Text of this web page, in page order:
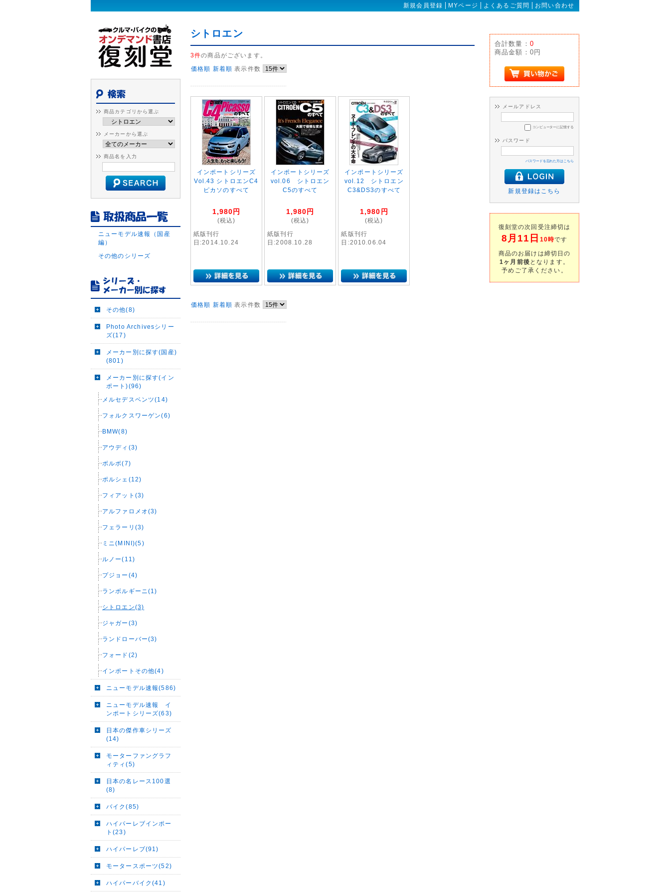
新規会員登録 MYページ よくあるご質問 お問い合わせ
シトロエン
3件の商品がございます。
価格順 新着順 表示件数
インポートシリーズ
Vol.43 シトロエンC4
ピカソのすべて
1,980 円
(税込)
紙版刊行
日:2014.10.24
インポートシリーズ
vol.06 シトロエン
C5のすべて
1,980 円
(税込)
紙版刊行
日:2008.10.28
インポートシリーズ
vol.12 シトロエン
C3&DS3のすべて
1,980 円
(税込)
紙版刊行
日:2010.06.04
価格順 新着順 表示件数
商品カテゴリから選ぶ
メーカーから選ぶ
商品名を入力
ニューモデル速報（国産
編）
その他のシリーズ
その他(8)
Photo Archivesシリー
ズ(17)
メーカー別に探す(国産)
(801)
メーカー別に探す(イン
ポート)(96)
メルセデスベンツ(14)
フォルクスワーゲン(6)
BMW(8)
アウディ(3)
ボルボ(7)
ポルシェ(12)
フィアット(3)
アルファロメオ(3)
フェラーリ(3)
ミニ(MINI)(5)
ルノー(11)
プジョー(4)
ランボルギーニ(1)
シトロエン(3)
ジャガー(3)
ランドローバー(3)
フォード(2)
インポートその他(4)
ニューモデル速報(586)
ニューモデル速報 イ
ンポートシリーズ(63)
日本の傑作車シリーズ
(14)
モーターファングラフ
ィティ(5)
日本の名レース100選
(8)
バイク(85)
ハイパーレブインポー
ト(23)
ハイパーレブ(91)
モータースポーツ(52)
ハイパーバイク(41)
合計数量： 0
商品金額： 0円
メールアドレス
コンピューターに記憶する
パスワード
パスワードを忘れた方はこちら
新規登録はこちら
復刻堂の次回受注締切は
8月11日 10時です
商品のお届けは締切日の
1ヶ月前後 となります。
予めご了承ください。